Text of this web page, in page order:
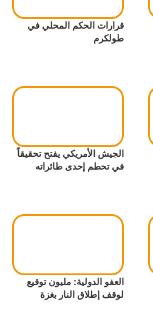
قرارات الحكم المحلي في
طولكرم
الجيش الأمريكي يفتح تحقيقاً
في تحطم إحدى طائراته
العفو الدولية: مليون توقيع
لوقف إطلاق النار بغزة